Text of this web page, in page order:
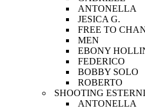
ANTONELLA
JESICA G.
FREE TO
MEN
EBONY
FEDERICO
BOBBY SOLO
ROBERTO
SHOOTING ESTERNI
ANTONELLA